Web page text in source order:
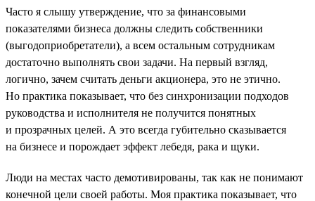
Часто я слышу утверждение, что за финансовыми
показателями бизнеса должны следить собственники
(выгодоприобретатели), а всем остальным сотрудникам
достаточно выполнять свои задачи. На первый взгляд,
логично, зачем считать деньги акционера, это не этично.
Но практика показывает, что без синхронизации подходов
руководства и исполнителя не получится понятных
и прозрачных целей. А это всегда губительно сказывается
на бизнесе и порождает эффект лебедя, рака и щуки.
Люди на местах часто демотивированы, так как не понимают
конечной цели своей работы. Моя практика показывает, что